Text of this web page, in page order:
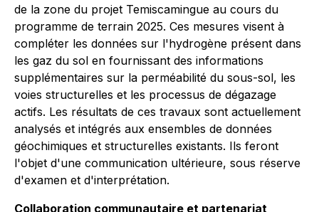
de la zone du projet Temiscamingue au cours du
programme de terrain 2025. Ces mesures visent à
compléter les données sur l'hydrogène présent dans
les gaz du sol en fournissant des informations
supplémentaires sur la perméabilité du sous-sol, les
voies structurelles et les processus de dégazage
actifs. Les résultats de ces travaux sont actuellement
analysés et intégrés aux ensembles de données
géochimiques et structurelles existants. Ils feront
l'objet d'une communication ultérieure, sous réserve
d'examen et d'interprétation.
Collaboration communautaire et partenariat